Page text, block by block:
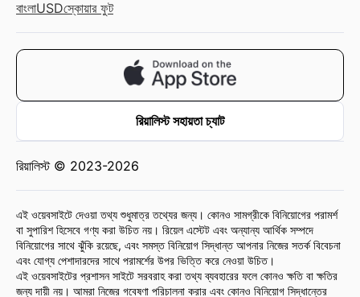
বাংলাUSDস্কোয়ার ফুট
রিয়ালিস্ট সহায়তা চ্যাট
রিয়ালিস্ট © 2023-2026
এই ওয়েবসাইটে দেওয়া তথ্য শুধুমাত্র তথ্যের জন্য। কোনও সামগ্রীকে বিনিয়োগের পরামর্শ
বা সুপারিশ হিসেবে গণ্য করা উচিত নয়। রিয়েল এস্টেট এবং অন্যান্য আর্থিক সম্পদে
বিনিয়োগের সাথে ঝুঁকি রয়েছে, এবং সমস্ত বিনিয়োগ সিদ্ধান্ত আপনার নিজের সতর্ক বিবেচনা
এবং যোগ্য পেশাদারদের সাথে পরামর্শের উপর ভিত্তি করে নেওয়া উচিত।
এই ওয়েবসাইটের প্রশাসন সাইটে সরবরাহ করা তথ্য ব্যবহারের ফলে কোনও ক্ষতি বা ক্ষতির
জন্য দায়ী নয়। আমরা নিজের গবেষণা পরিচালনা করার এবং কোনও বিনিয়োগ সিদ্ধান্তের